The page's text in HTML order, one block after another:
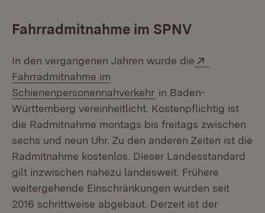
Fahrradmitnahme im SPNV
In den vergangenen Jahren wurde die
Fahrradmitnahme im
Schienenpersonennahverkehr (Öffnet in neuem
in Baden-
Württemberg vereinheitlicht. Kostenpflichtig ist
die Radmitnahme montags bis freitags zwischen
sechs und neun Uhr. Zu den anderen Zeiten ist die
Radmitnahme kostenlos. Dieser Landesstandard
gilt inzwischen nahezu landesweit. Frühere
weitergehende Einschränkungen wurden seit
2016 schrittweise abgebaut. Derzeit ist der